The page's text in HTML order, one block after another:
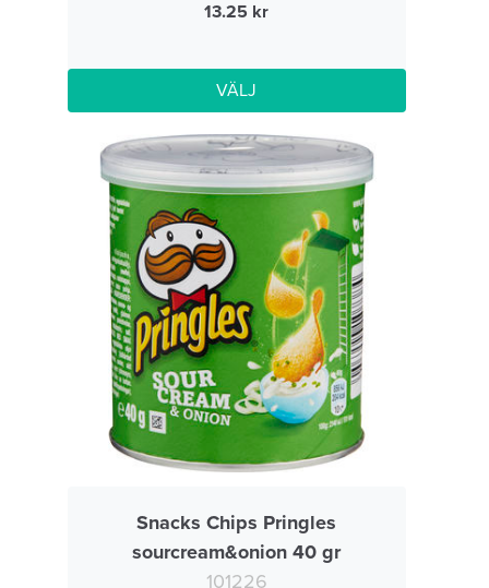
13.25
VÄLJ
Snacks Chips Pringles
sourcream&onion 40 gr
101226